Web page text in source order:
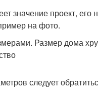
значение проект, его
на фото.
следует